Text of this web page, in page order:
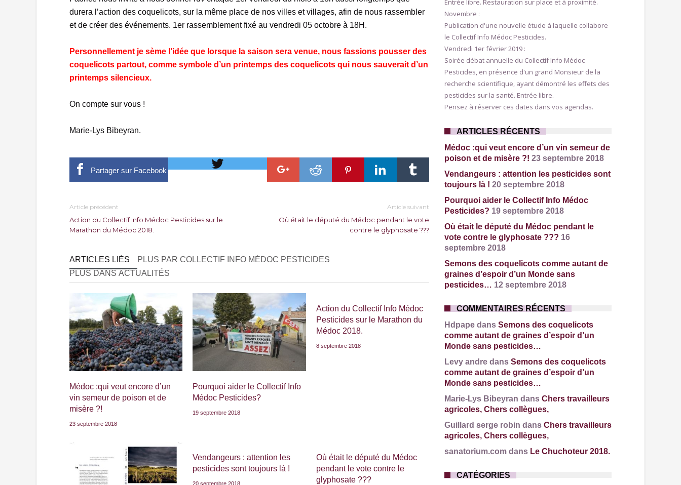
durera l’action des coquelicots, sur la même place de nos villes et villages, afin de nous rassembler
et de créer des événements. 1er rassemblement fixé au vendredi 05 octobre à 18H.
Personnellement je sème l’idée que lorsque la saison sera venue, nous fassions pousser des
coquelicots partout, comme symbole d’un printemps des coquelicots qui nous sauverait d’un
printemps silencieux.
On compte sur vous !
Marie-Lys Bibeyran.
Partager sur Facebook
Article précédent
Action du Collectif Info Médoc Pesticides sur le
Marathon du Médoc 2018.
Article suivant
Où était le député du Médoc pendant le vote
contre le glyphosate ???
ARTICLES LIÉS
PLUS PAR COLLECTIF INFO MÉDOC PESTICIDES
PLUS DANS ACTUALITÉS
Médoc :qui veut encore d’un
vin semeur de poison et de
misère ?!
23 septembre 2018
Pourquoi aider le Collectif Info
Médoc Pesticides?
19 septembre 2018
Action du Collectif Info Médoc
Pesticides sur le Marathon du
Médoc 2018.
8 septembre 2018
Vendangeurs : attention les
pesticides sont toujours là !
20 septembre 2018
Où était le député du Médoc
pendant le vote contre le
glyphosate ???
Entrée libre. Restauration sur place et à proximité.
Novembre :
Publication d'une nouvelle étude à laquelle collabore
le Collectif Info Médoc Pesticides.
Vendredi 1er février 2019 :
Soirée débat annuelle du Collectif Info Médoc
Pesticides, en présence d'un grand Monsieur de la
recherche scientifique, ayant démontré les effets des
pesticides sur la santé. Entrée libre.
Pensez à réserver ces dates dans vos agendas.
ARTICLES RÉCENTS
Médoc :qui veut encore d’un vin semeur de
poison et de misère ?! 23 septembre 2018
Vendangeurs : attention les pesticides sont
toujours là ! 20 septembre 2018
Pourquoi aider le Collectif Info Médoc
Pesticides? 19 septembre 2018
Où était le député du Médoc pendant le
vote contre le glyphosate ??? 16
septembre 2018
Semons des coquelicots comme autant de
graines d’espoir d’un Monde sans
pesticides… 12 septembre 2018
COMMENTAIRES RÉCENTS
Hdpape dans Semons des coquelicots
comme autant de graines d’espoir d’un
Monde sans pesticides…
Levy andre dans Semons des coquelicots
comme autant de graines d’espoir d’un
Monde sans pesticides…
Marie-Lys Bibeyran dans Chers travailleurs
agricoles, Chers collègues,
Guillard serge robin dans Chers travailleurs
agricoles, Chers collègues,
sanatorium.com dans Le Chuchoteur 2018.
CATÉGORIES